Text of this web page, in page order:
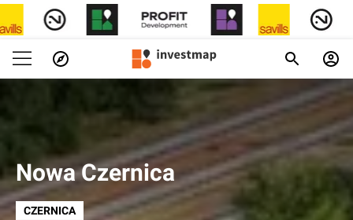
Nowa Czernica
CZERNICA